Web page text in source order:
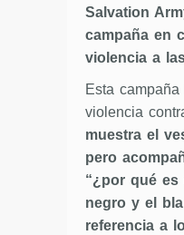
Salvation
campaña en
violencia a
Esta
violencia
muestra el
pero
“¿por qué es
negro y el
referencia a